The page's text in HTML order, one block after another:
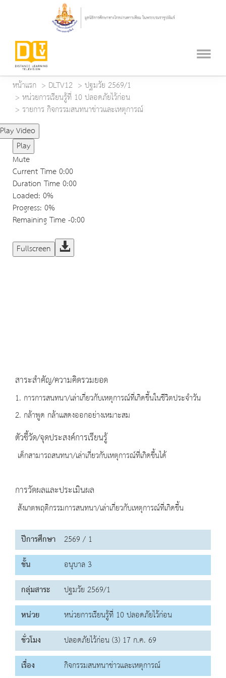
หน้าแรก DLTV12
ปฐมวัย 2569/1
หน่วยการเรียนรู้ที่ 10 ปลอดภัยไว้ก่อน
รายการ กิจกรรมสนทนาข่าวและเหตุการณ์
Play Video
Play
Mute
Current Time0:00
Duration Time0:00
Loaded: 0%
Progress: 0%
Remaining Time-0:00
Fullscreen
สาระสำคัญ/ความคิดรวมยอด
1. การการสนทนา/เล่าเกี่ยวกับเหตุการณ์ที่เกิดขึ้นในชีวิตประจำวัน
2. กล้าพูด กล้าแสดงออกอย่างเหมาะสม
ตัวชี้วัด/จุดประสงค์การเรียนรู้
เด็กสามารถสนทนา/เล่าเกี่ยวกับเหตุการณ์ที่เกิดขึ้นได้
การวัดผลและประเมินผล
สังเกตพฤติกรรมการสนทนา/เล่าเกี่ยวกับเหตุการณ์ที่เกิดขึ้น
ปีการศึกษา 2569 / 1
ชั้น
อนุบาล 3
กลุ่มสาระ
ปฐมวัย 2569/1
หน่วย
หน่วยการเรียนรู้ที่ 10 ปลอดภัยไว้ก่อน
ชั่วโมง
ปลอดภัยไว้ก่อน (3) 17 ก.ค. 69
เรื่อง
กิจกรรมสนทนาข่าวและเหตุการณ์